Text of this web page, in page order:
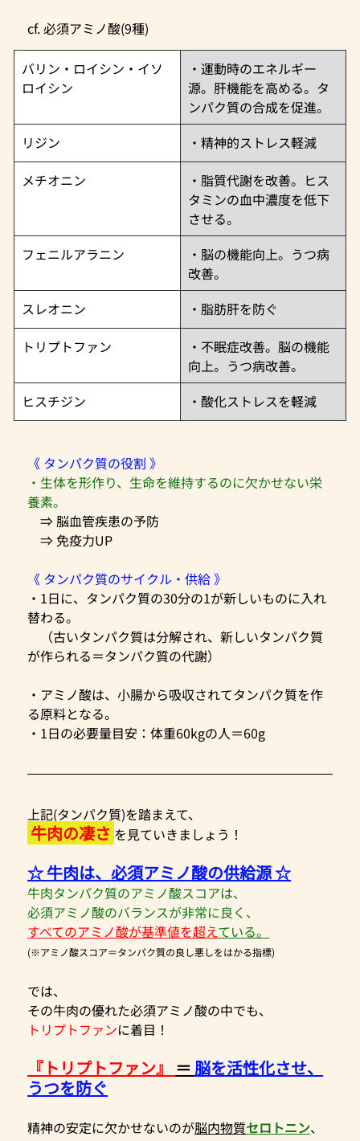
cf. 必須アミノ酸(9種)
バリン・ロイシン・イソ
ロイシン
・運動時のエネルギー
源。肝機能を高める。タ
ンパク質の合成を促進。
リジン
・精神的ストレス軽減
メチオニン
・脂質代謝を改善。ヒス
タミンの血中濃度を低下
させる。
フェニルアラニン
・脳の機能向上。うつ病
改善。
スレオニン
・脂肪肝を防ぐ
トリプトファン
・不眠症改善。脳の機能
向上。うつ病改善。
ヒスチジン
・酸化ストレスを軽減
《 タンパク質の役割 》
・生体を形作り、生命を維持するのに欠かせない栄
養素。
⇒ 脳血管疾患の予防
⇒ 免疫力UP
《 タンパク質のサイクル・供給 》
・1日に、タンパク質の30分の1が新しいものに入れ
替わる。
（古いタンパク質は分解され、新しいタンパク質
が作られる＝タンパク質の代謝）
・アミノ酸は、小腸から吸収されてタンパク質を作
る原料となる。
・1日の必要量目安：体重60kgの人＝60g
上記(タンパク質)を踏まえて、
牛肉の凄さ を見ていきましょう！
☆ 牛肉は、必須アミノ酸の供給源 ☆
牛肉タンパク質のアミノ酸スコアは、
必須アミノ酸のバランスが非常に良く、
すべてのアミノ酸が基準値を超えている。
(※アミノ酸スコア＝タンパク質の良し悪しをはかる指標)
では、
その牛肉の優れた必須アミノ酸の中でも、
トリプトファンに着目！
『トリプトファン』 ＝ 脳を活性化させ、
うつを防ぐ
精神の安定に欠かせないのが脳内物質セロトニン、